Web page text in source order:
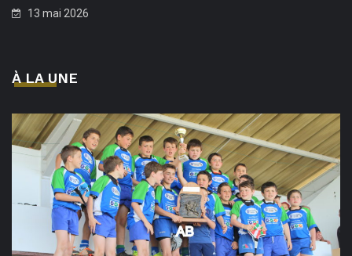
13 mai 2026
À LA UNE